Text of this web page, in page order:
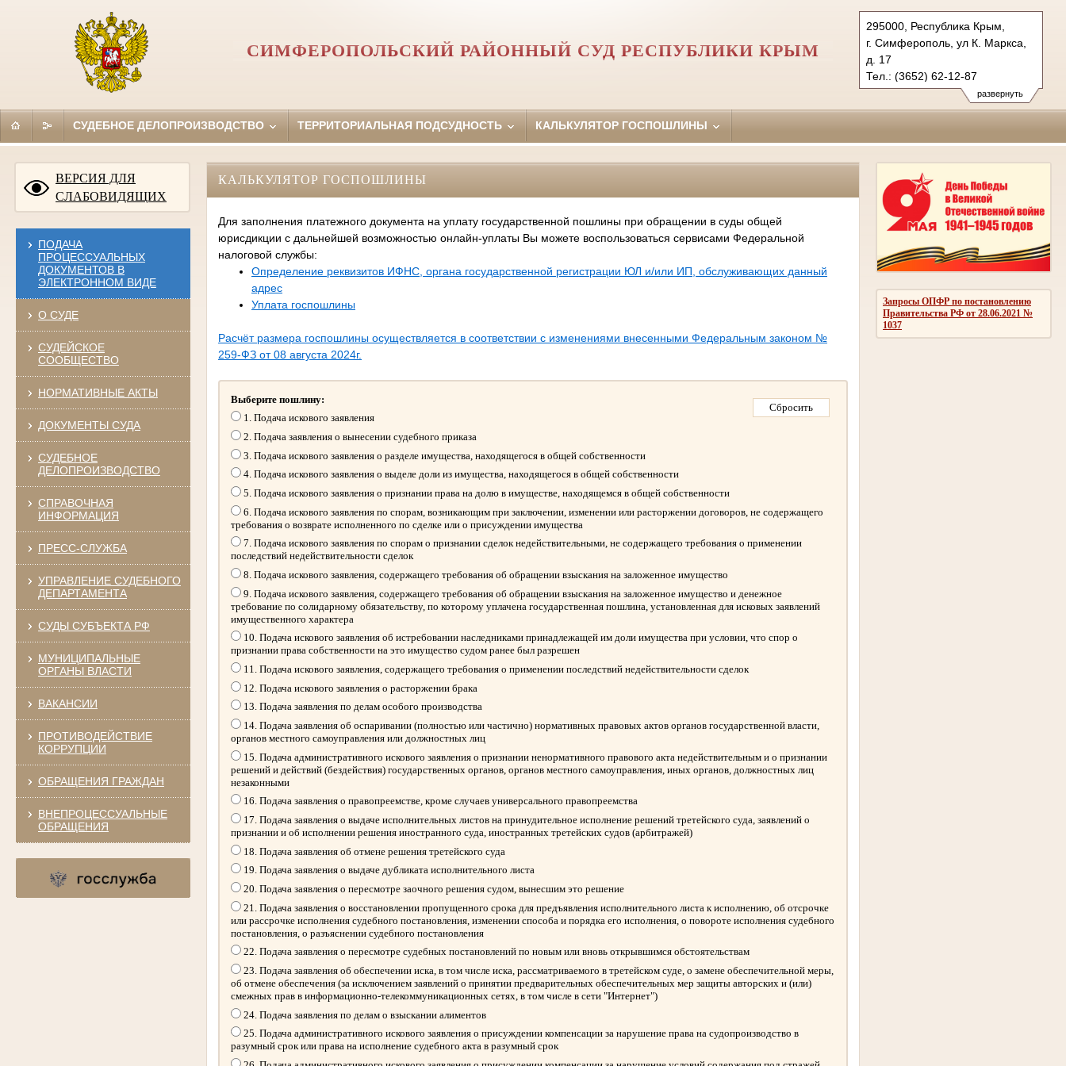
развернуть
295000, Республика Крым,
г. Симферополь, ул К. Маркса,
д. 17
Тел.: (3652) 62-12-87
simpheropolskiy.krm@sudrf.ru
СИМФЕРОПОЛЬСКИЙ РАЙОННЫЙ СУД РЕСПУБЛИКИ КРЫМ
СУДЕБНОЕ ДЕЛОПРОИЗВОДСТВО ТЕРРИТОРИАЛЬНАЯ ПОДСУДНОСТЬ КАЛЬКУЛЯТОР ГОСПОШЛИНЫ
ВЕРСИЯ ДЛЯ
СЛАБОВИДЯЩИХ
ПОДАЧА
ПРОЦЕССУАЛЬНЫХ
ДОКУМЕНТОВ В
ЭЛЕКТРОННОМ ВИДЕ
О СУДЕ
СУДЕЙСКОЕ
СООБЩЕСТВО
НОРМАТИВНЫЕ АКТЫ
ДОКУМЕНТЫ СУДА
СУДЕБНОЕ
ДЕЛОПРОИЗВОДСТВО
СПРАВОЧНАЯ
ИНФОРМАЦИЯ
ПРЕСС-СЛУЖБА
УПРАВЛЕНИЕ СУДЕБНОГО
ДЕПАРТАМЕНТА
СУДЫ СУБЪЕКТА РФ
МУНИЦИПАЛЬНЫЕ
ОРГАНЫ ВЛАСТИ
ВАКАНСИИ
ПРОТИВОДЕЙСТВИЕ
КОРРУПЦИИ
ОБРАЩЕНИЯ ГРАЖДАН
ВНЕПРОЦЕССУАЛЬНЫЕ
ОБРАЩЕНИЯ
Запросы ОПФР по постановлению
Правительства РФ от 28.06.2021 №
1037
КАЛЬКУЛЯТОР ГОСПОШЛИНЫ
Для заполнения платежного документа на уплату государственной пошлины при обращении в суды общей
юрисдикции с дальнейшей возможностью онлайн-уплаты Вы можете воспользоваться сервисами Федеральной
налоговой службы:
Определение реквизитов ИФНС, органа государственной регистрации ЮЛ и/или ИП, обслуживающих данный
адрес
Уплата госпошлины
Расчёт размера госпошлины осуществляется в соответствии с изменениями внесенными Федеральным законом №
259-ФЗ от 08 августа 2024г.
Выберите пошлину:
1. Подача искового заявления
2. Подача заявления о вынесении судебного приказа
3. Подача искового заявления о разделе имущества, находящегося в общей собственности
4. Подача искового заявления о выделе доли из имущества, находящегося в общей собственности
5. Подача искового заявления о признании права на долю в имуществе, находящемся в общей собственности
6. Подача искового заявления по спорам, возникающим при заключении, изменении или расторжении договоров, не содержащего
требования о возврате исполненного по сделке или о присуждении имущества
7. Подача искового заявления по спорам о признании сделок недействительными, не содержащего требования о применении
последствий недействительности сделок
8. Подача искового заявления, содержащего требования об обращении взыскания на заложенное имущество
9. Подача искового заявления, содержащего требования об обращении взыскания на заложенное имущество и денежное
требование по солидарному обязательству, по которому уплачена государственная пошлина, установленная для исковых заявлений
имущественного характера
10. Подача искового заявления об истребовании наследниками принадлежащей им доли имущества при условии, что спор о
признании права собственности на это имущество судом ранее был разрешен
11. Подача искового заявления, содержащего требования о применении последствий недействительности сделок
12. Подача искового заявления о расторжении брака
13. Подача заявления по делам особого производства
14. Подача заявления об оспаривании (полностью или частично) нормативных правовых актов органов государственной власти,
органов местного самоуправления или должностных лиц
15. Подача административного искового заявления о признании ненормативного правового акта недействительным и о признании
решений и действий (бездействия) государственных органов, органов местного самоуправления, иных органов, должностных лиц
незаконными
16. Подача заявления о правопреемстве, кроме случаев универсального правопреемства
17. Подача заявления о выдаче исполнительных листов на принудительное исполнение решений третейского суда, заявлений о
признании и об исполнении решения иностранного суда, иностранных третейских судов (арбитражей)
18. Подача заявления об отмене решения третейского суда
19. Подача заявления о выдаче дубликата исполнительного листа
20. Подача заявления о пересмотре заочного решения судом, вынесшим это решение
21. Подача заявления о восстановлении пропущенного срока для предъявления исполнительного листа к исполнению, об отсрочке
или рассрочке исполнения судебного постановления, изменении способа и порядка его исполнения, о повороте исполнения судебного
постановления, о разъяснении судебного постановления
22. Подача заявления о пересмотре судебных постановлений по новым или вновь открывшимся обстоятельствам
23. Подача заявления об обеспечении иска, в том числе иска, рассматриваемого в третейском суде, о замене обеспечительной меры,
об отмене обеспечения (за исключением заявлений о принятии предварительных обеспечительных мер защиты авторских и (или)
смежных прав в информационно-телекоммуникационных сетях, в том числе в сети "Интернет")
24. Подача заявления по делам о взыскании алиментов
25. Подача административного искового заявления о присуждении компенсации за нарушение права на судопроизводство в
разумный срок или права на исполнение судебного акта в разумный срок